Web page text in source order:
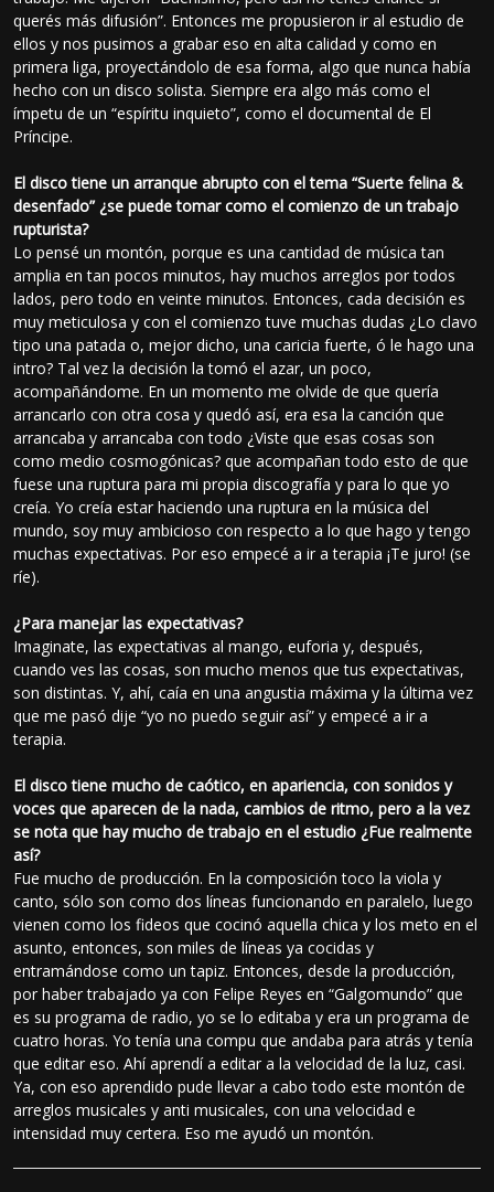
querés más difusión”. Entonces me propusieron ir al estudio de
ellos y nos pusimos a grabar eso en alta calidad y como en
primera liga, proyectándolo de esa forma, algo que nunca había
hecho con un disco solista. Siempre era algo más como el
ímpetu de un “espíritu inquieto”, como el documental de El
Príncipe.
El disco tiene un arranque abrupto con el tema “Suerte felina &
desenfado” ¿se puede tomar como el comienzo de un trabajo
rupturista?
Lo pensé un montón, porque es una cantidad de música tan
amplia en tan pocos minutos, hay muchos arreglos por todos
lados, pero todo en veinte minutos. Entonces, cada decisión es
muy meticulosa y con el comienzo tuve muchas dudas ¿Lo clavo
tipo una patada o, mejor dicho, una caricia fuerte, ó le hago una
intro? Tal vez la decisión la tomó el azar, un poco,
acompañándome. En un momento me olvide de que quería
arrancarlo con otra cosa y quedó así, era esa la canción que
arrancaba y arrancaba con todo ¿Viste que esas cosas son
como medio cosmogónicas? que acompañan todo esto de que
fuese una ruptura para mi propia discografía y para lo que yo
creía. Yo creía estar haciendo una ruptura en la música del
mundo, soy muy ambicioso con respecto a lo que hago y tengo
muchas expectativas. Por eso empecé a ir a terapia ¡Te juro! (se
ríe).
¿Para manejar las expectativas?
Imaginate, las expectativas al mango, euforia y, después,
cuando ves las cosas, son mucho menos que tus expectativas,
son distintas. Y, ahí, caía en una angustia máxima y la última vez
que me pasó dije “yo no puedo seguir así” y empecé a ir a
terapia.
El disco tiene mucho de caótico, en apariencia, con sonidos y
voces que aparecen de la nada, cambios de ritmo, pero a la vez
se nota que hay mucho de trabajo en el estudio ¿Fue realmente
así?
Fue mucho de producción. En la composición toco la viola y
canto, sólo son como dos líneas funcionando en paralelo, luego
vienen como los fideos que cocinó aquella chica y los meto en el
asunto, entonces, son miles de líneas ya cocidas y
entramándose como un tapiz. Entonces, desde la producción,
por haber trabajado ya con Felipe Reyes en “Galgomundo” que
es su programa de radio, yo se lo editaba y era un programa de
cuatro horas. Yo tenía una compu que andaba para atrás y tenía
que editar eso. Ahí aprendí a editar a la velocidad de la luz, casi.
Ya, con eso aprendido pude llevar a cabo todo este montón de
arreglos musicales y anti musicales, con una velocidad e
intensidad muy certera. Eso me ayudó un montón.